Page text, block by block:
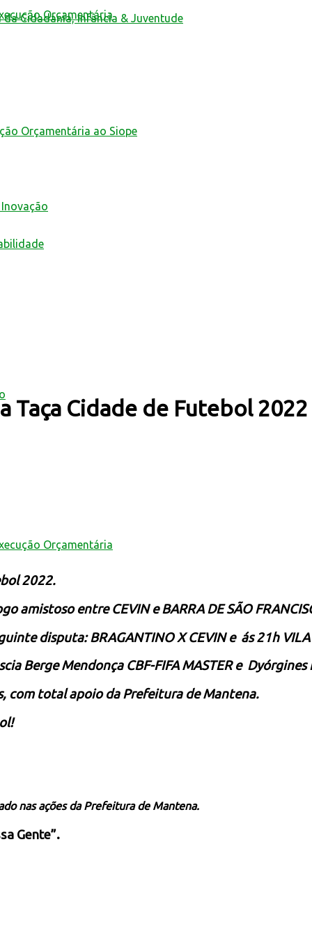
Orçamentária
Cidadania, Infância & Juventude
Orçamentária ao Siope
Orçamentária
Taça Cidade de Futebol 2022
2022.
amistoso entre CEVIN e BARRA DE SÃO
disputa:BRAGANTINO X CEVINe ás 21h
Berge Mendonça CBF-FIFA MASTER e Dyórgines
com total apoio da Prefeitura de Mantena.
nas ações da Prefeitura de Mantena.
Gente”.